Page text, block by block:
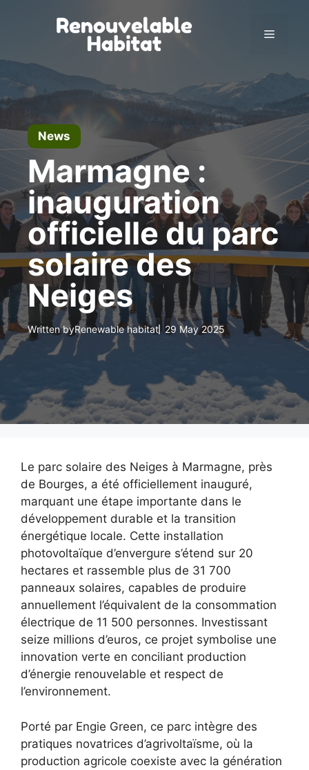
Menu
News
Marmagne :
inauguration
officielle du parc
solaire des
Neiges
Written byRenewable habitat 29 May 2025
Le parc solaire des Neiges à Marmagne, près
de Bourges, a été officiellement inauguré,
marquant une étape importante dans le
développement durable et la transition
énergétique locale. Cette installation
photovoltaïque d’envergure s’étend sur 20
hectares et rassemble plus de 31 700
panneaux solaires, capables de produire
annuellement l’équivalent de la consommation
électrique de 11 500 personnes. Investissant
seize millions d’euros, ce projet symbolise une
innovation verte en conciliant production
d’énergie renouvelable et respect de
l’environnement.
Porté par Engie Green, ce parc intègre des
pratiques novatrices d’agrivoltaïsme, où la
production agricole coexiste avec la génération